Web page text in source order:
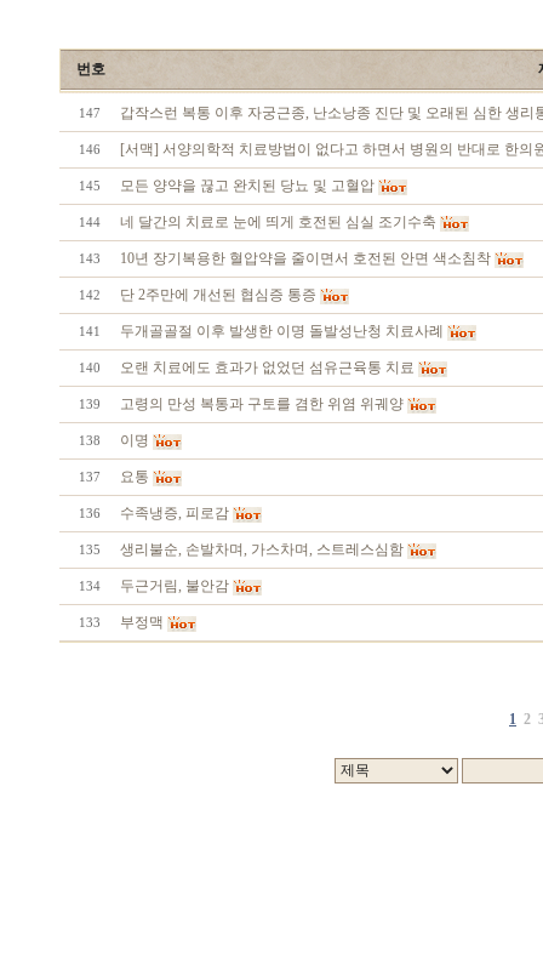
번호
147 갑작스런 복통 이후 자궁근종, 난소낭종 진단 및 오래된 심한 생
146 [서맥] 서양의학적 치료방법이 없다고 하면서 병원의 반대로 한의
145 모든 양약을 끊고 완치된 당뇨 및 고혈압
144 네 달간의 치료로 눈에 띄게 호전된 심실 조기수축
143 10년 장기복용한 혈압약을 줄이면서 호전된 안면 색소침착
142 단 2주만에 개선된 협심증 통증
141 두개골골절 이후 발생한 이명 돌발성난청 치료사례
140 오랜 치료에도 효과가 없었던 섬유근육통 치료
139 고령의 만성 복통과 구토를 겸한 위염 위궤양
138 이명
137 요통
136 수족냉증, 피로감
135 생리불순, 손발차며, 가스차며, 스트레스심함
134 두근거림, 불안감
133 부정맥
1 2